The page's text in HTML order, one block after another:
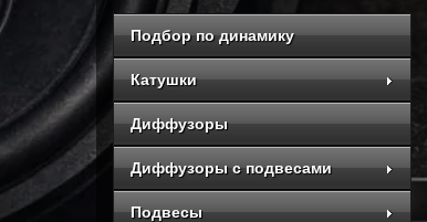
Подбор по динамику
Катушки
Диффузоры
Диффузоры с подвесами
Подвесы